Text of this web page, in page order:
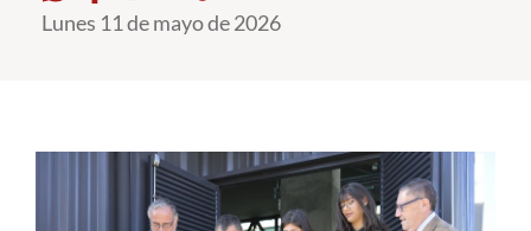
Pregrado
Lunes 11 de mayo de 2026